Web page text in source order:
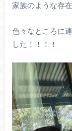
家族のような存
色々なところに
した！！！！